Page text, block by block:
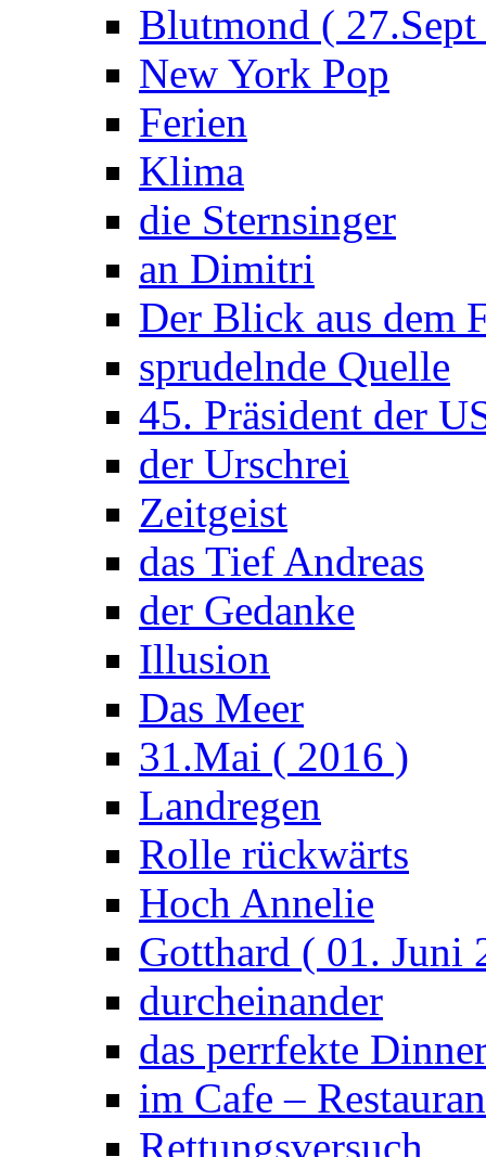
Blutmond (
New York Pop
Ferien
Klima
die Sternsinger
an Dimitri
Der Blick aus dem
sprudelnde Quelle
45. Präsident der
der Urschrei
Zeitgeist
das Tief Andreas
der Gedanke
Illusion
Das Meer
31.Mai ( 2016 )
Landregen
Rolle rückwärts
Hoch Annelie
Gotthard ( 01. Juni
durcheinander
das perrfekte
im Cafe –
Rettungsversuch